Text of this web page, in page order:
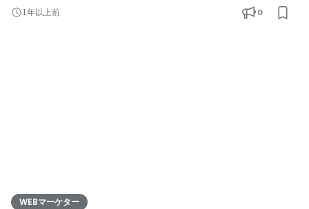
商品撮影 ・心を動かす言葉を生み出す：コピーライティング ・デ
ータ×創造力で売上を加速：広告運用・分析 ・ブランドの世界観
1年以上前 0
WEBマーケター